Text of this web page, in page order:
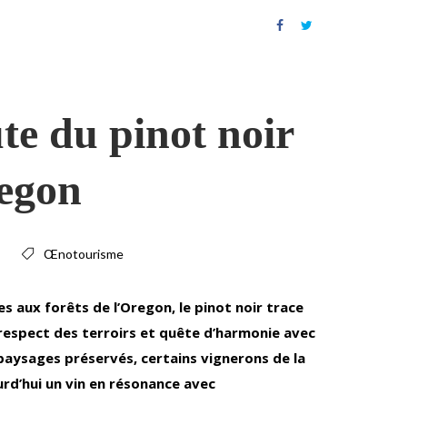
du pinot noir
Œnotourisme
aux forêts de l’Oregon, le pinot noir trace
des terroirs et quête d’harmonie avec
préservés, certains vignerons de la
un vin en résonance avec